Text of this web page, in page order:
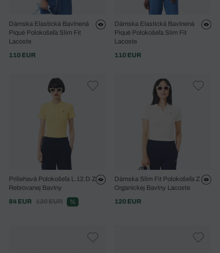
Dámska Elastická Bavlnená
Piqué Polokošeľa Slim Fit
Lacoste
110 EUR
Dámska Elastická Bavlnená
Piqué Polokošeľa Slim Fit
Lacoste
110 EUR
Priliehavá Polokošeľa L.12.D Z
Rebrovanej Bavlny
84 EUR
120 EUR %
Dámska Slim Fit Polokošeľa Z
Organickej Bavlny Lacoste
120 EUR